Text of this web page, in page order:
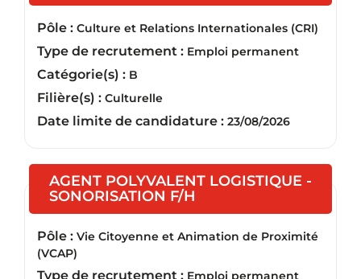
Pôle : Culture et Relations Internationales (CRI)
Type de recrutement : Emploi permanent
Catégorie(s) : B
Filière(s) : Culturelle
Date limite de candidature : 23/08/2026
AGENT POLYVALENT LOGISTIQUE -
SONORISATION F/H
Pôle : Vie Citoyenne et Animation de Proximité
(VCAP)
Type de recrutement : Emploi permanent